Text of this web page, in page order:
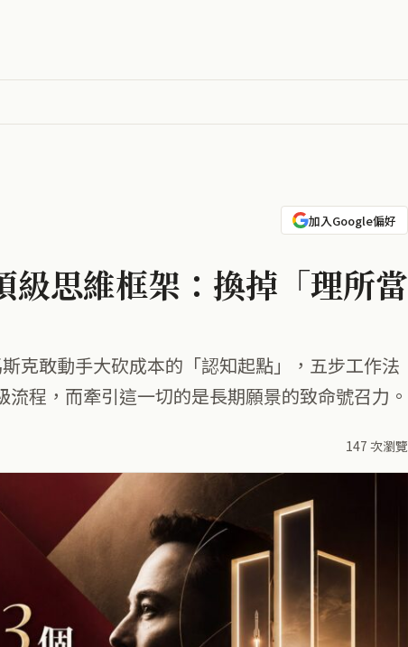
加入Google偏好
級思維框架：換掉「理所當
克敢動手大砍成本的「認知起點」，五步工作法
程，而牽引這一切的是長期願景的致命號召力。
147 次瀏覽